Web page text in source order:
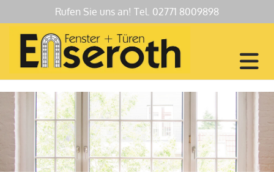
Rufen Sie uns an! Tel. 02771 8009898